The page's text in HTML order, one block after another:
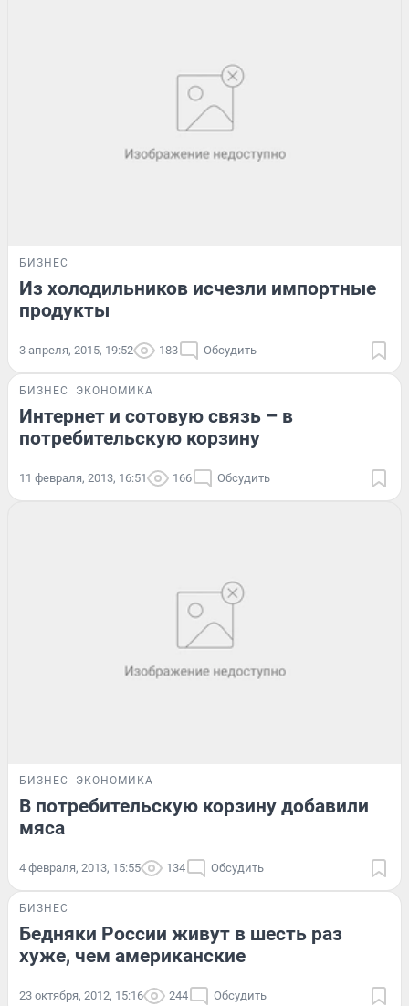
БИЗНЕС
Из холодильников исчезли импортные
продукты
3 апреля, 2015, 19:52 183 Обсудить
БИЗНЕС ЭКОНОМИКА
Интернет и сотовую связь – в
потребительскую корзину
11 февраля, 2013, 16:51 166 Обсудить
БИЗНЕС ЭКОНОМИКА
В потребительскую корзину добавили
мяса
4 февраля, 2013, 15:55 134 Обсудить
БИЗНЕС
Бедняки России живут в шесть раз
хуже, чем американские
23 октября, 2012, 15:16 244 Обсудить